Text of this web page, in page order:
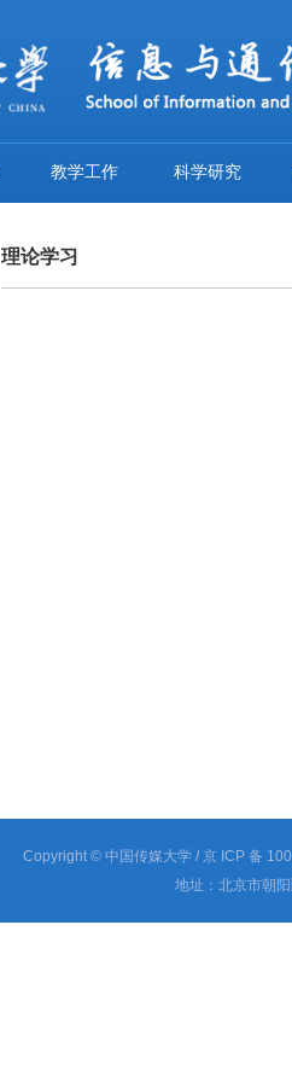
教学工作 科学研究
理论学习
Copyright © 中国传媒大学 / 京 ICP 备
地址：北京市朝